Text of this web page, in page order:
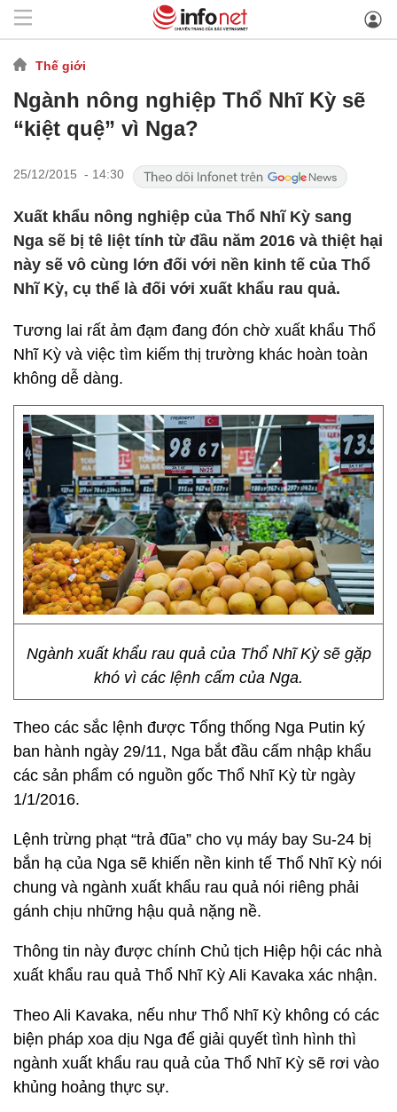
Thế giới
Ngành nông nghiệp Thổ Nhĩ Kỳ sẽ
“kiệt quệ” vì Nga?
25/12/2015 - 14:30
Xuất khẩu nông nghiệp của Thổ Nhĩ Kỳ sang
Nga sẽ bị tê liệt tính từ đầu năm 2016 và thiệt hại
này sẽ vô cùng lớn đối với nền kinh tế của Thổ
Nhĩ Kỳ, cụ thể là đối với xuất khẩu rau quả.
Tương lai rất ảm đạm đang đón chờ xuất khẩu Thổ
Nhĩ Kỳ và việc tìm kiếm thị trường khác hoàn toàn
không dễ dàng.
Ngành xuất khẩu rau quả của Thổ Nhĩ Kỳ sẽ gặp
khó vì các lệnh cấm của Nga.
Theo các sắc lệnh được Tổng thống Nga Putin ký
ban hành ngày 29/11, Nga bắt đầu cấm nhập khẩu
các sản phẩm có nguồn gốc Thổ Nhĩ Kỳ từ ngày
1/1/2016.
Lệnh trừng phạt “trả đũa” cho vụ máy bay Su-24 bị
bắn hạ của Nga sẽ khiến nền kinh tế Thổ Nhĩ Kỳ nói
chung và ngành xuất khẩu rau quả nói riêng phải
gánh chịu những hậu quả nặng nề.
Thông tin này được chính Chủ tịch Hiệp hội các nhà
xuất khẩu rau quả Thổ Nhĩ Kỳ Ali Kavaka xác nhận.
Theo Ali Kavaka, nếu như Thổ Nhĩ Kỳ không có các
biện pháp xoa dịu Nga để giải quyết tình hình thì
ngành xuất khẩu rau quả của Thổ Nhĩ Kỳ sẽ rơi vào
khủng hoảng thực sự.